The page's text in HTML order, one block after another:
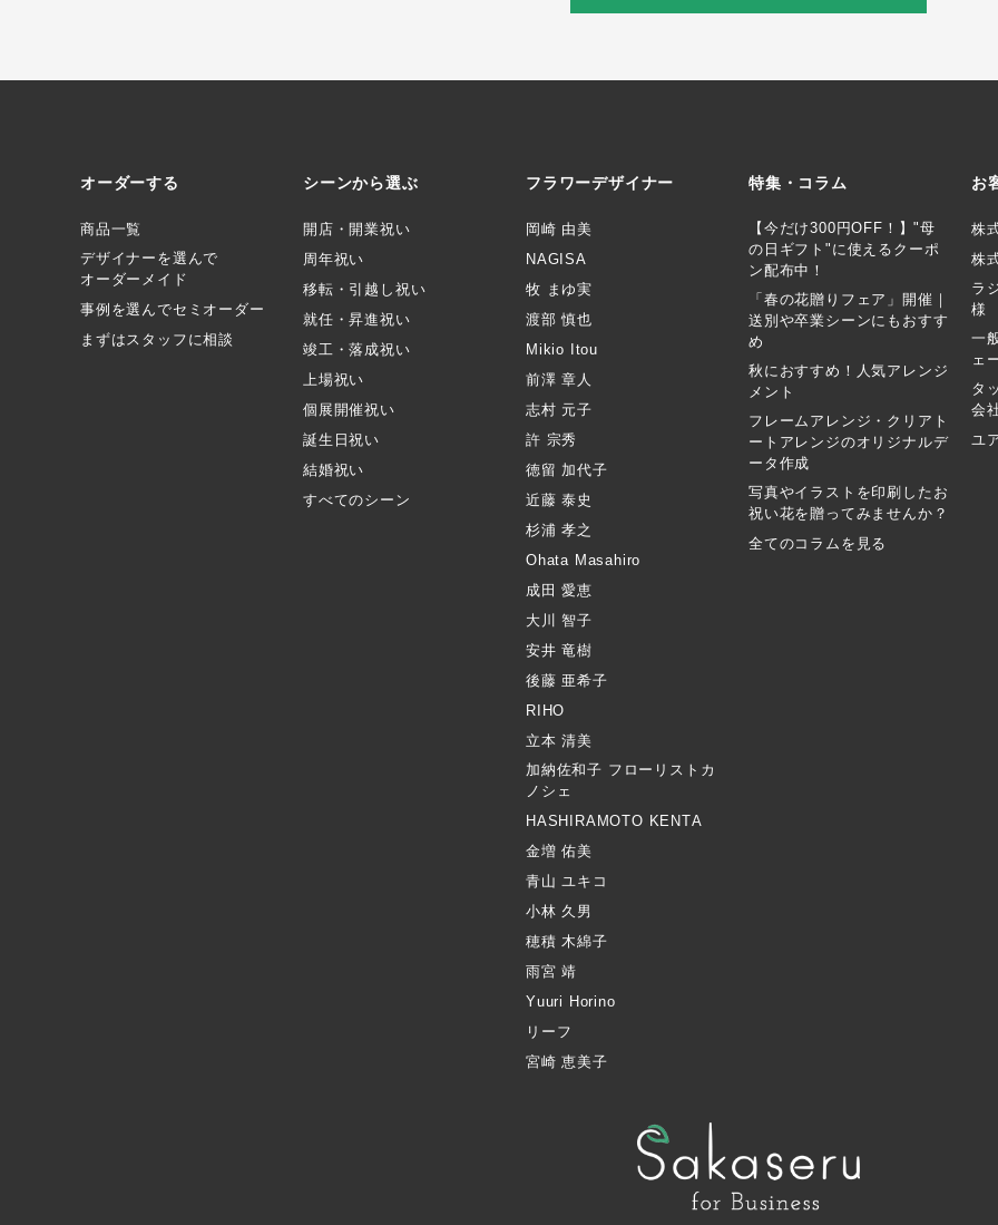
オーダーする
商品一覧
デザイナーを選んで
オーダーメイド
事例を選んでセミオーダー
まずはスタッフに相談
シーンから選ぶ
開店・開業祝い
周年祝い
移転・引越し祝い
就任・昇進祝い
竣工・落成祝い
上場祝い
個展開催祝い
誕生日祝い
結婚祝い
すべてのシーン
フラワーデザイナー
岡崎 由美
NAGISA
牧 まゆ実
渡部 慎也
Mikio Itou
前澤 章人
志村 元子
許 宗秀
徳留 加代子
近藤 泰史
杉浦 孝之
Ohata Masahiro
成田 愛恵
大川 智子
安井 竜樹
後藤 亜希子
RIHO
立本 清美
加納佐和子 フローリストカ
ノシェ
HASHIRAMOTO KENTA
金増 佑美
青山 ユキコ
小林 久男
穂積 木綿子
雨宮 靖
Yuuri Horino
リーフ
宮崎 恵美子
特集・コラム
【今だけ300円OFF！】"母
の日ギフト"に使えるクーポ
ン配布中！
「春の花贈りフェア」開催｜
送別や卒業シーンにもおすす
め
秋におすすめ！人気アレンジ
メント
フレームアレンジ・クリアト
ートアレンジのオリジナルデ
ータ作成
写真やイラストを印刷したお
祝い花を贈ってみませんか？
全てのコラムを見る
お
株
株
ラ
様
一
ェ
タ
会
ユ